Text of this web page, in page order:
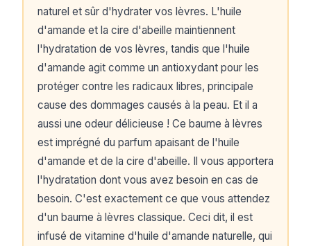
naturel et sûr d'hydrater vos lèvres. L'huile
d'amande et la cire d'abeille maintiennent
l'hydratation de vos lèvres, tandis que l'huile
d'amande agit comme un antioxydant pour les
protéger contre les radicaux libres, principale
cause des dommages causés à la peau. Et il a
aussi une odeur délicieuse ! Ce baume à lèvres
est imprégné du parfum apaisant de l'huile
d'amande et de la cire d'abeille. Il vous apportera
l'hydratation dont vous avez besoin en cas de
besoin. C'est exactement ce que vous attendez
d'un baume à lèvres classique. Ceci dit, il est
infusé de vitamine d'huile d'amande naturelle, qui